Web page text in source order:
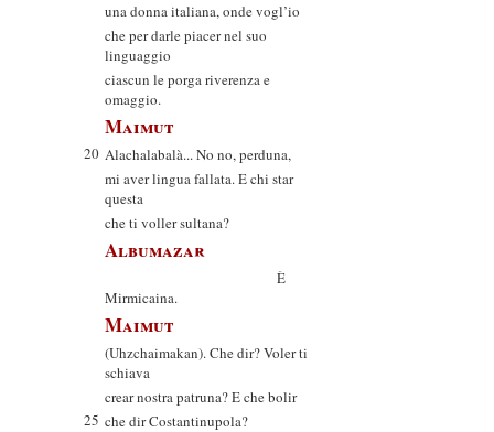
una donna italiana, onde vogl’io
che per darle piacer nel suo
linguaggio
ciascun le porga riverenza e
omaggio.
Maimut
20 Alachalabalà... No no, perduna,
mi aver lingua fallata. E chi star
questa
che ti voller sultana?
Albumazar
È
Mirmicaina.
Maimut
(Uhzchaimakan). Che dir? Voler ti
schiava
crear nostra patruna? E che bolir
25 che dir Costantinupola?